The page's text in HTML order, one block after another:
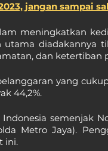
jangan sampai
meningkatkan
diadakannya
dan ketertiban
yang
44,2%.
semenjak
Metro Jaya).
ini.